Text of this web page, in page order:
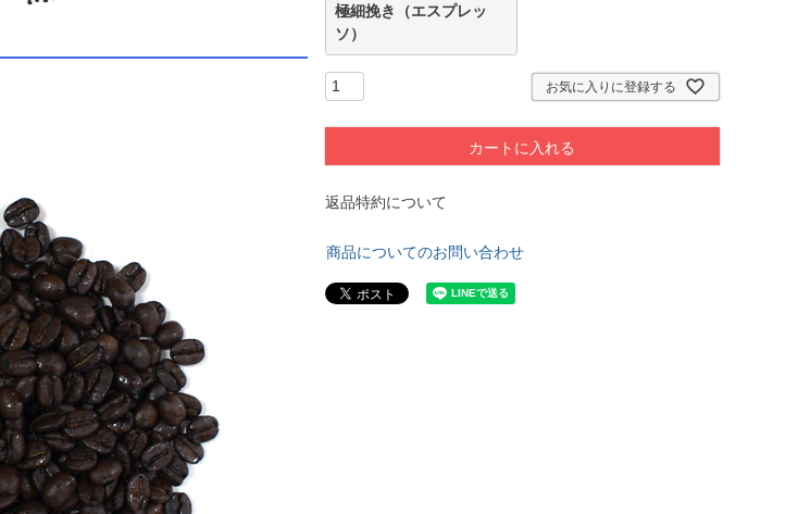
極細挽き（エスプレッ
ソ）
お気に入りに登録する
カートに入れる
返品特約について
商品についてのお問い合わせ